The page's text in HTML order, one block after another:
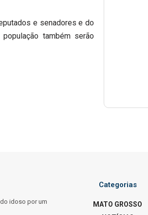
e senadores e do
também serão
idoso por um
Categorias
MATO GROSSO